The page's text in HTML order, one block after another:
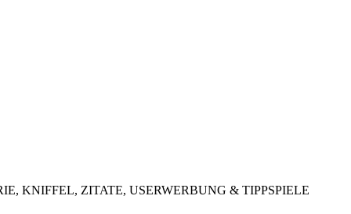
KNIFFEL, ZITATE, USERWERBUNG & TIPPSPIELE